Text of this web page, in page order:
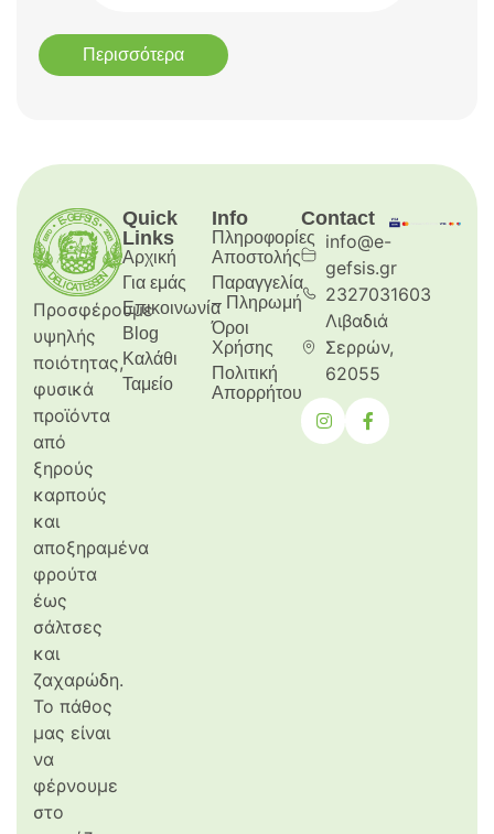
Περισσότερα
Προσφέρουμε
υψηλής
ποιότητας,
φυσικά
προϊόντα
από
ξηρούς
καρπούς
και
αποξηραμένα
φρούτα
έως
σάλτσες
και
ζαχαρώδη.
Το πάθος
μας είναι
να
φέρνουμε
στο
Quick
Links
Αρχική
Για εμάς
Επικοινωνία
Blog
Καλάθι
Ταμείο
Info
Πληροφορίες
Aποστολής
Παραγγελία
– Πληρωμή
Όροι
Χρήσης
Πολιτική
Απορρήτου
Contact
info@e-
gefsis.gr
2327031603
Λιβαδιά
Σερρών,
62055